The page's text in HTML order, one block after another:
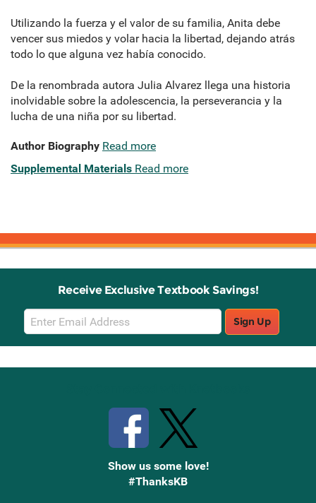
Utilizando la fuerza y el valor de su familia, Anita debe
vencer sus miedos y volar hacia la libertad, dejando atrás
todo lo que alguna vez había conocido.
De la renombrada autora Julia Alvarez llega una historia
inolvidable sobre la adolescencia, la perseverancia y la
lucha de una niña por su libertad.
Author Biography Read more
Supplemental Materials Read more
Receive Exclusive Textbook Savings!
Email
Sign
Up
Sign Up
Show us some love!
#ThanksKB